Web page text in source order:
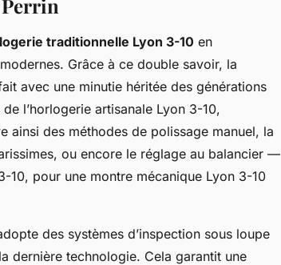
traditionnelle Lyon 3-10 en
Grâce à ce double savoir, la
avec une minutie héritée des générations
l’horlogerie artisanale Lyon 3-10,
ainsi des méthodes de polissage manuel, la
ou encore le réglage au balancier —
10, pour une montre mécanique Lyon 3-10
des systèmes d’inspection sous loupe
dernière technologie. Cela garantit une